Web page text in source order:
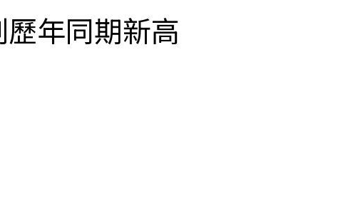
年同期新高